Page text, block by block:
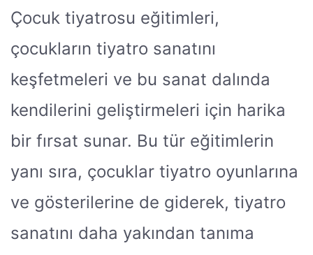
Çocuk tiyatrosu eğitimleri,
çocukların tiyatro sanatını
keşfetmeleri ve bu sanat dalında
kendilerini geliştirmeleri için harika
bir fırsat sunar. Bu tür eğitimlerin
yanı sıra, çocuklar tiyatro oyunlarına
ve gösterilerine de giderek, tiyatro
sanatını daha yakından tanıma